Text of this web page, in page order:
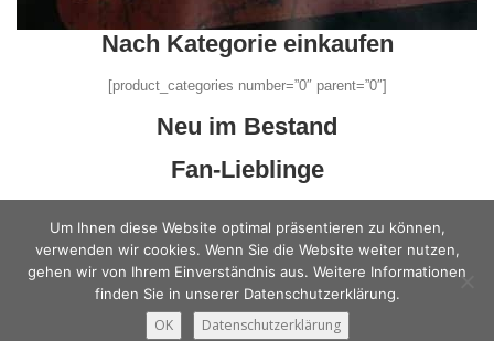
Nach Kategorie einkaufen
[product_categories number=”0″ parent=”0″]
Neu im Bestand
Fan-Lieblinge
Bestseller
Um Ihnen diese Website optimal präsentieren zu können,
verwenden wir cookies. Wenn Sie die Website weiter nutzen,
gehen wir von Ihrem Einverständnis aus. Weitere Informationen
finden Sie in unserer Datenschutzerklärung.
OK Datenschutzerklärung